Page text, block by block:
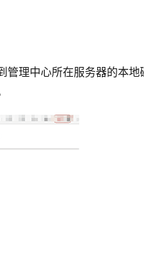
管理中心所在服务器的本地